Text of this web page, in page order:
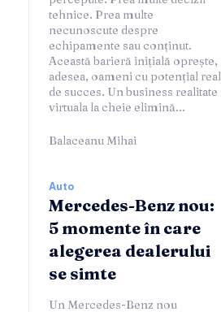
tehnice. Prea multe
necunoscute despre
echipamente sau conținut.
Această barieră inițială oprește,
adesea, oameni cu potențial real
de succes. Un business realitate
virtuala la cheie elimină...
Balaceanu Mihai
Auto
Mercedes-Benz nou:
5 momente în care
alegerea dealerului
se simte
Un Mercedes-Benz nou